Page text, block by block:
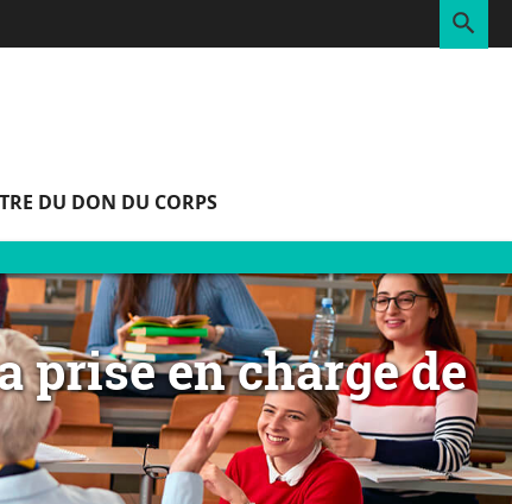
DU DON DU CORPS
prise en charge de